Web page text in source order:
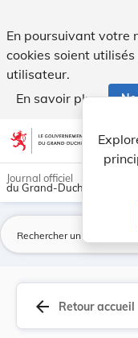
En poursuivant votre
cookies soient
utilisateur.
En savoir plus
Aller au contenu
Journal officiel
du Grand-Duché de
arrow_back Retour accueil